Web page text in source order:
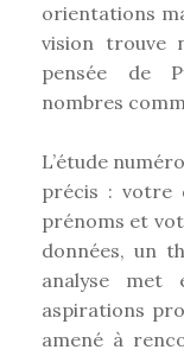
orientations
vision trouve
pensée de
nombres
L’étude
précis : votre
prénoms et
données, un
analyse met
aspirations
amené à